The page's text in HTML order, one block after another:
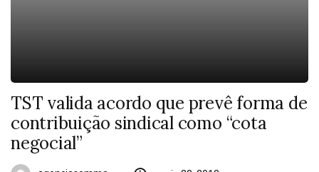
TST valida acordo que prevê forma de
contribuição sindical como “cota
negocial”